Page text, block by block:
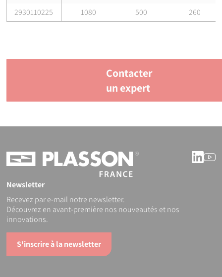
2930110225
1080 500 260
Contacter
un expert
Newsletter
Recevez par e-mail notre newsletter.
Découvrez en avant-première nos nouveautés et nos
innovations.
S'inscrire à la newsletter